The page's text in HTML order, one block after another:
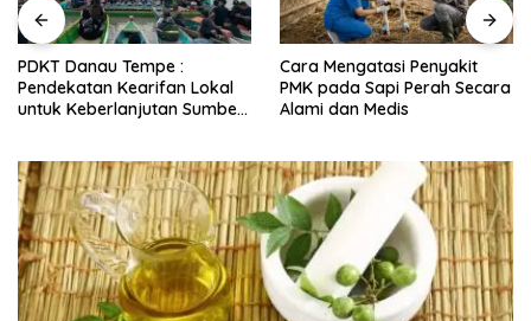
PDKT Danau Tempe :
Pendekatan Kearifan Lokal
untuk Keberlanjutan Sumber
Cara Mengatasi Penyakit
PMK pada Sapi Perah Secara
Alami dan Medis